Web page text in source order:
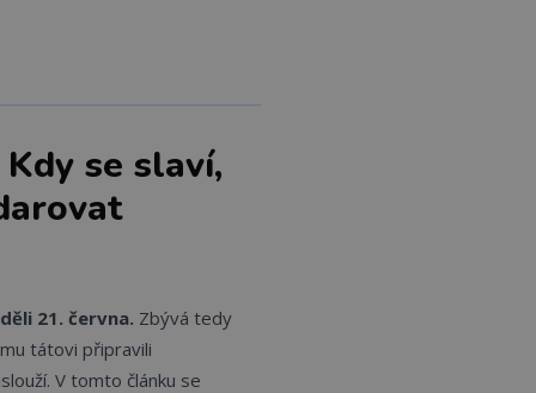
se slaví,
21. června. Zbývá tedy
tátovi připravili
V tomto článku se